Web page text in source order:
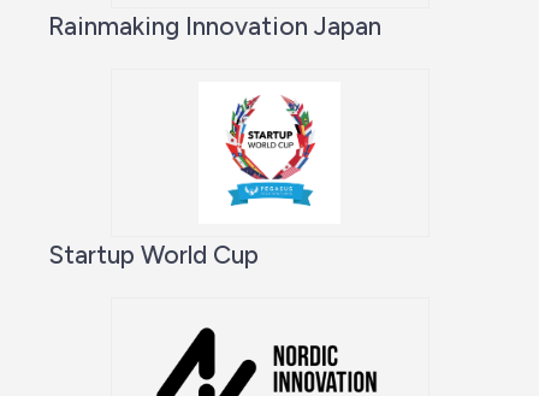
Rainmaking Innovation Japan
Startup World Cup